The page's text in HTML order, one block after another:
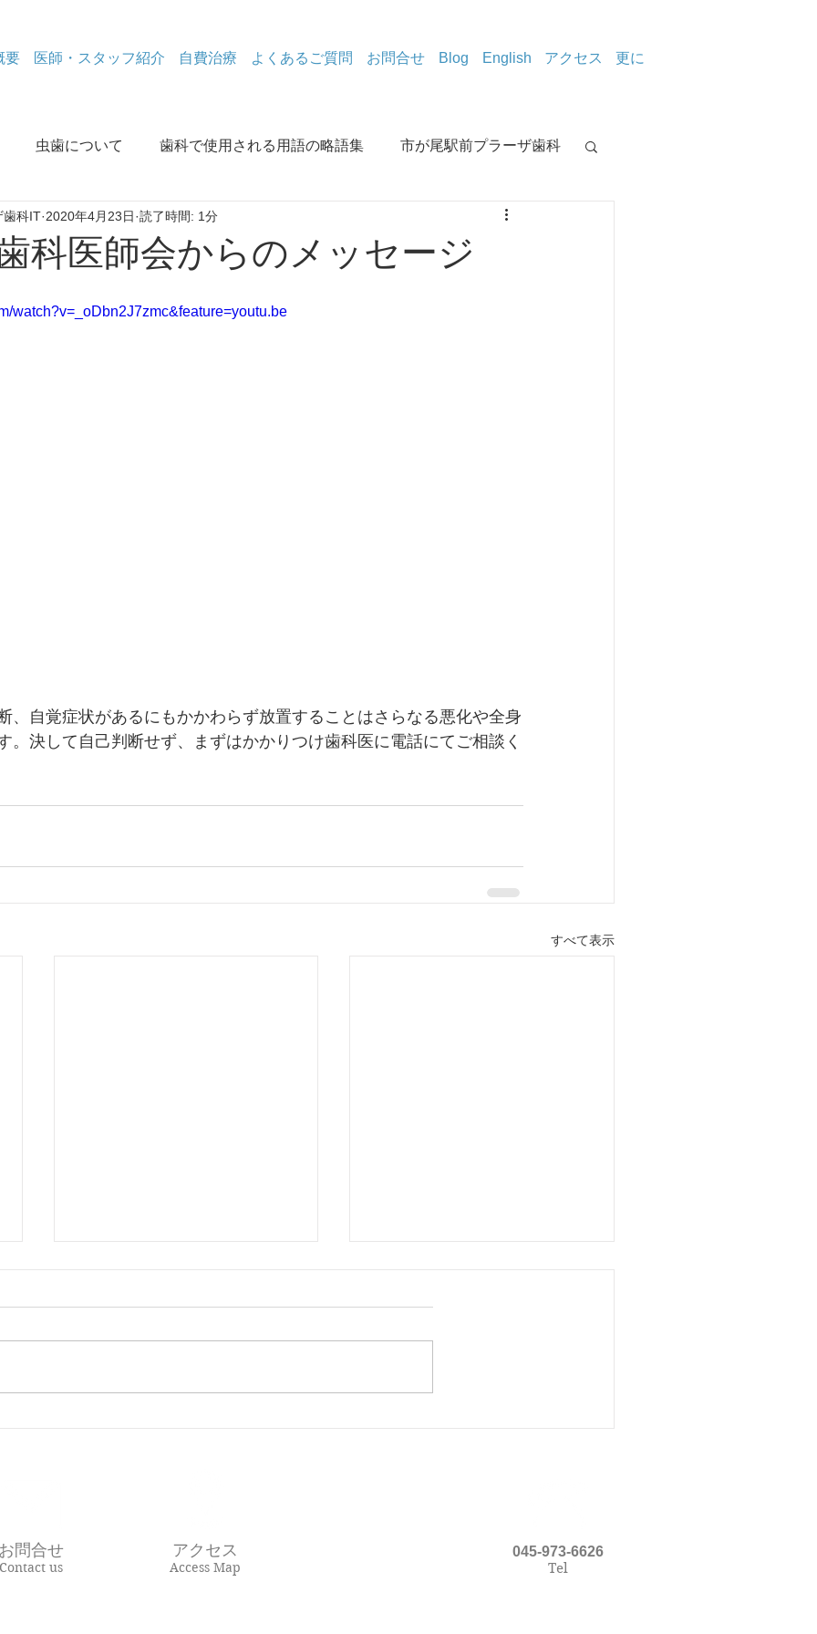
要 医師・スタッフ紹介 自費治療 よくあるご質問 お問合せ Blog English アクセス 更に
虫歯について 歯科で使用される用語の略語集 市が尾駅前プラーザ歯科
去 なぜなに歯周病 コロナ関係 治療室から
科医師会からのメッセージ
歯科IT 2020年4月23日 読了時間: 1分
watch?v=_oDbn2J7zmc&feature=youtu.be
、自覚症状があるにもかかわらず放置することはさらなる悪化や全身
。決して自己判断せず、まずはかかりつけ歯科医に電話にてご相談く
すべて表示
問合せ
us
アクセス
Access Map
045-973-6626
Tel